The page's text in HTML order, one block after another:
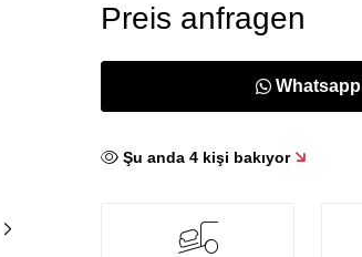
Preis anfragen
Whatsapp
Şu anda4 kişi bakıyor